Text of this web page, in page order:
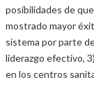
posibilidades de
mostrado mayor
sistema por parte
liderazgo efectivo,
en los centros